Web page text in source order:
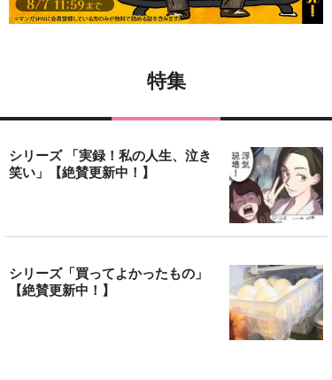
特集
シリーズ 「実録！私の人生、泣き
笑い」【絶賛更新中！】
シリーズ「買ってよかったもの」
【絶賛更新中！】